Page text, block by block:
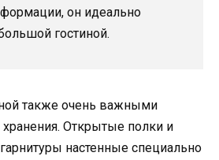
он идеально
гостиной.
также очень важными
Открытые полки и
настенные специально